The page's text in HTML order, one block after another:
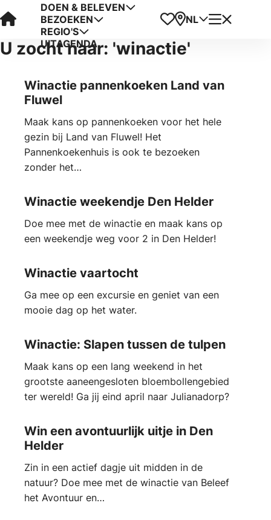
Visit Kop van Holland
DOEN & BELEVEN
BEZOEKEN
REGIO'S
UITAGENDA
Favorieten
Kaart
NL Menu
U zocht naar: 'winactie'
Winactie pannenkoeken Land van
Fluwel
Maak kans op pannenkoeken voor het hele
gezin bij Land van Fluwel! Het
Pannenkoekenhuis is ook te bezoeken
zonder het…
Winactie weekendje Den Helder
Doe mee met de winactie en maak kans op
een weekendje weg voor 2 in Den Helder!
Winactie vaartocht
Ga mee op een excursie en geniet van een
mooie dag op het water.
Winactie: Slapen tussen de tulpen
Maak kans op een lang weekend in het
grootste aaneengesloten bloembollengebied
ter wereld! Ga jij eind april naar Julianadorp?
Win een avontuurlijk uitje in Den
Helder
Zin in een actief dagje uit midden in de
natuur? Doe mee met de winactie van Beleef
het Avontuur en…